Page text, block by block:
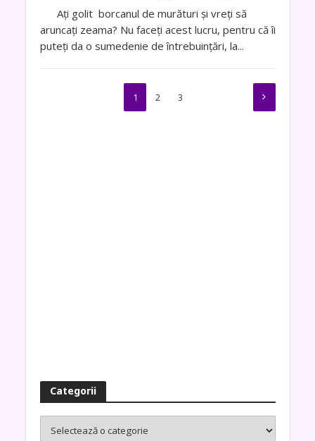
Ați golit borcanul de murături și vreți să
aruncați zeama? Nu faceți acest lucru, pentru că îi
puteți da o sumedenie de întrebuințări, la...
1 2 3
Categorii